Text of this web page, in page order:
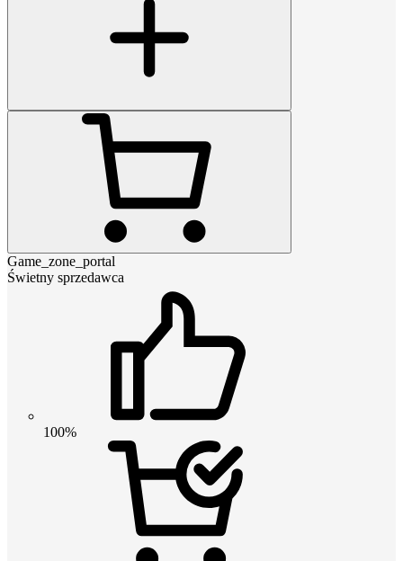
Game_zone_portal
Świetny sprzedawca
100%